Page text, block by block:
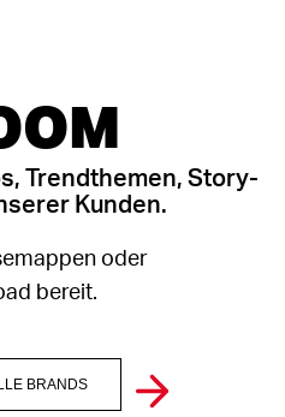
Trendthemen, Story-
Kunden.
oder
bereit.
BRANDS